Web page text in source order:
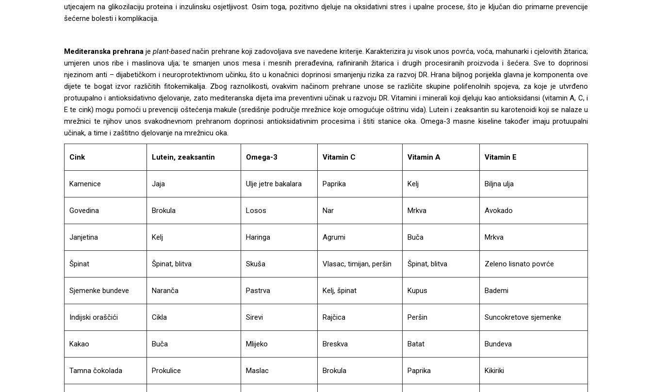
utjecajem na glikozilaciju proteina i inzulinsku osjetljivost. Osim toga, pozitivno djeluje na oksidativni stres i upalne procese, što je ključan dio primarne prevencije
šećerne bolesti i komplikacija.
Mediteranska prehrana jeplant-basednačin prehrane koji zadovoljava sve navedene kriterije. Karakterizira ju visok unos povrća, voća, mahunarki i cjelovitih žitarica;
umjeren unos ribe i maslinova ulja; te smanjen unos mesa i mesnih prerađevina, rafiniranih žitarica i drugih procesiranih proizvoda i šećera. Sve to doprinosi
njezinom anti – dijabetičkom i neuroprotektivnom učinku, što u konačnici doprinosi smanjenju rizika za razvoj DR. Hrana biljnog porijekla glavna je komponenta ove
dijete te bogat izvor različitih fitokemikalija. Zbog raznolikosti, ovakvim načinom prehrane unose se različite skupine polifenolnih spojeva, za koje je utvrđeno
protuupalno i antioksidativno djelovanje, zato mediteranska dijeta ima preventivni učinak u razvoju DR. Vitamini i minerali koji djeluju kao antioksidansi (vitamin A, C, i
E te cink) mogu pomoći u prevenciji oštećenja makule (središnje područje mrežnice koje omogućuje oštrinu vida). Lutein i zeaksantin su karotenoidi koji se nalaze u
mrežnici te njihov unos svakodnevnom prehranom doprinosi antioksidativnim procesima i štiti stanice oka. Omega-3 masne kiseline također imaju protuupalni
učinak, a time i zaštitno djelovanje na mrežnicu oka.
Cink Lutein, zeaksantin Omega-3 Vitamin C Vitamin A Vitamin E
Kamenice Jaja Ulje jetre bakalara Paprika Kelj Biljna ulja
Govedina Brokula Losos Nar Mrkva Avokado
Janjetina Kelj Haringa Agrumi Buča Mrkva
Špinat Špinat, blitva Skuša Vlasac, timijan, peršin Špinat, blitva Zeleno lisnato povrće
Sjemenke bundeve Naranča Pastrva Kelj, špinat Kupus Bademi
Indijski oraščići Cikla Sirevi Rajčica Peršin Suncokretove sjemenke
Kakao Buča Mlijeko Breskva Batat Bundeva
Tamna čokolada Prokulice Maslac Brokula Paprika Kikiriki